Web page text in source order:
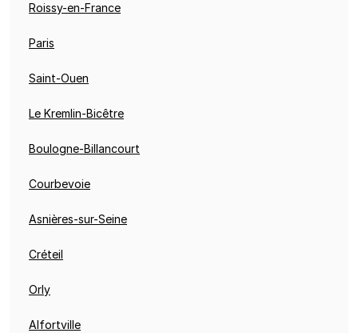
Roissy-en-France
Paris
Saint-Ouen
Le Kremlin-Bicêtre
Boulogne-Billancourt
Courbevoie
Asnières-sur-Seine
Créteil
Orly
Alfortville